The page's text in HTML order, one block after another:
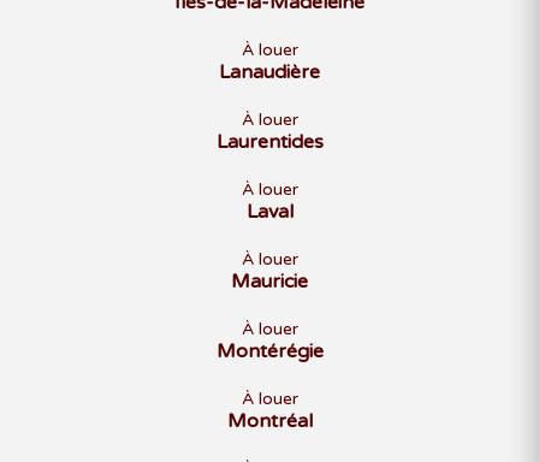
À louer
Lanaudière
À louer
Laurentides
À louer
Laval
À louer
Mauricie
À louer
Montérégie
À louer
Montréal